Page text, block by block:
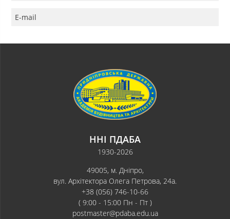
E-mail
ННІ ПДАБА
1930-2026
49005, м. Дніпро,
вул. Архітектора Олега Петрова, 24а.
+38 (056) 746-10-66
( 9:00 - 15:00 Пн - Пт )
postmaster@pdaba.edu.ua